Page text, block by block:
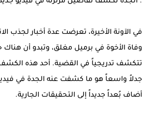
في الآونة الأخيرة، تعرضت عدة أخبار لجذب
وفاة الأخوة في برميل مغلق، وتبدو أن هناك
تتكشف تدريجياً في القضية. أحد هذه الكشف
جدلاً واسعاً هو ما كشفت عنه الجدة في
أضاف بُعداً جديداً إلى التحقيقات الجارية.